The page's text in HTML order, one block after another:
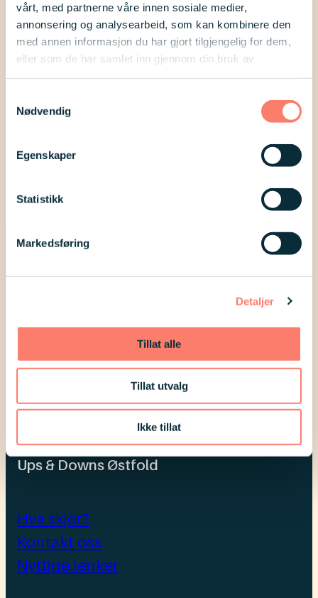
vårt, med partnerne våre innen sosiale medier,
annonsering og analysearbeid, som kan kombinere den
med annen informasjon du har gjort tilgjengelig for dem,
eller som de har samlet inn gjennom din bruk av
Nødvendig
Egenskaper
Statistikk
Markedsføring
Detaljer
Tillat alle
Tillat utvalg
Ikke tillat
Arrangement
Gå til Downs Syndrom Norge
Ups & Downs Østfold
Hva skjer?
Kontakt oss
Nyttige lenker